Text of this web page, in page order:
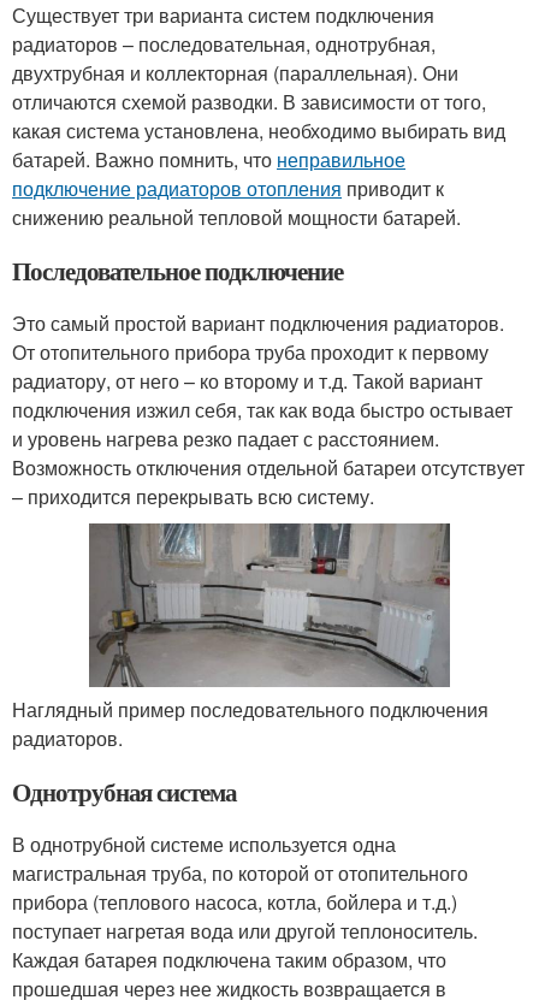
Существует три варианта систем подключения
радиаторов – последовательная, однотрубная,
двухтрубная и коллекторная (параллельная). Они
отличаются схемой разводки. В зависимости от того,
какая система установлена, необходимо выбирать вид
батарей. Важно помнить, что неправильное
подключение радиаторов отопления приводит к
снижению реальной тепловой мощности батарей.
Последовательное подключение
Это самый простой вариант подключения радиаторов.
От отопительного прибора труба проходит к первому
радиатору, от него – ко второму и т.д. Такой вариант
подключения изжил себя, так как вода быстро остывает
и уровень нагрева резко падает с расстоянием.
Возможность отключения отдельной батареи отсутствует
– приходится перекрывать всю систему.
Наглядный пример последовательного подключения
радиаторов.
Однотрубная система
В однотрубной системе используется одна
магистральная труба, по которой от отопительного
прибора (теплового насоса, котла, бойлера и т.д.)
поступает нагретая вода или другой теплоноситель.
Каждая батарея подключена таким образом, что
прошедшая через нее жидкость возвращается в